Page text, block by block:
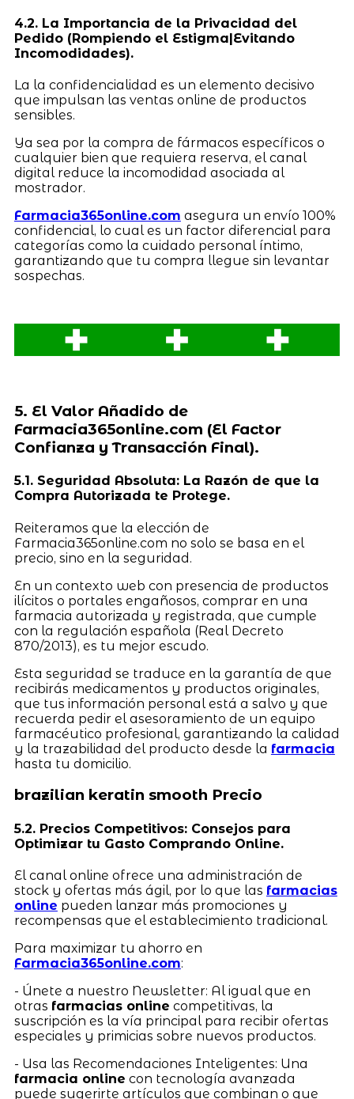
4.2. La Importancia de la Privacidad del
Pedido (Rompiendo el Estigma|Evitando
Incomodidades).
La la confidencialidad es un elemento decisivo
que impulsan las ventas online de productos
sensibles.
Ya sea por la compra de fármacos específicos o
cualquier bien que requiera reserva, el canal
digital reduce la incomodidad asociada al
mostrador.
Farmacia365online.com asegura un envío 100%
confidencial, lo cual es un factor diferencial para
categorías como la cuidado personal íntimo,
garantizando que tu compra llegue sin levantar
sospechas.
5. El Valor Añadido de
Farmacia365online.com (El Factor
Confianza y Transacción Final).
5.1. Seguridad Absoluta: La Razón de que la
Compra Autorizada te Protege.
Reiteramos que la elección de
Farmacia365online.com no solo se basa en el
precio, sino en la seguridad.
En un contexto web con presencia de productos
ilícitos o portales engañosos, comprar en una
farmacia autorizada y registrada, que cumple
con la regulación española (Real Decreto
870/2013), es tu mejor escudo.
Esta seguridad se traduce en la garantía de que
recibirás medicamentos y productos originales,
que tus información personal está a salvo y que
recuerda pedir el asesoramiento de un equipo
farmacéutico profesional, garantizando la calidad
y la trazabilidad del producto desde la farmacia
hasta tu domicilio.
brazilian keratin smooth Precio
5.2. Precios Competitivos: Consejos para
Optimizar tu Gasto Comprando Online.
El canal online ofrece una administración de
stock y ofertas más ágil, por lo que las farmacias
online pueden lanzar más promociones y
recompensas que el establecimiento tradicional.
Para maximizar tu ahorro en
Farmacia365online.com:
- Únete a nuestro Newsletter: Al igual que en
otras farmacias online competitivas, la
suscripción es la vía principal para recibir ofertas
especiales y primicias sobre nuevos productos.
- Usa las Recomendaciones Inteligentes: Una
farmacia online con tecnología avanzada
puede sugerirte artículos que combinan o que